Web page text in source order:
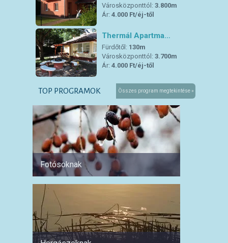
Városközponttól: 3.800m
Ár: 4.000 Ft/éj-től
Thermál Apartma…
Fürdőtől: 130m
Városközponttól: 3.700m
Ár: 4.000 Ft/éj-től
TOP PROGRAMOK Összes program megtekintése »
Fotósoknak